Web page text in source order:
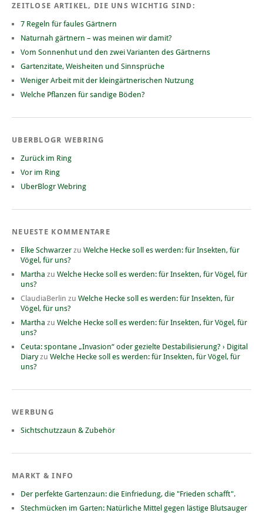
ZEITLOSE ARTIKEL, DIE UNS WICHTIG SIND:
7 Regeln für faules Gärtnern
Naturnah gärtnern – was meinen wir damit?
Vom Sonnenhut und den zwei Varianten des Gärtnerns
Gartenzitate, Weisheiten und Sinnsprüche
Weniger Arbeit mit der kleingärtnerischen Nutzung
Welche Pflanzen für sandige Böden?
UBERBLOGR WEBRING
Zurück im Ring
Vor im Ring
UberBlogr Webring
NEUESTE KOMMENTARE
Elke Schwarzer zu Welche Hecke soll es werden: für Insekten, für
Vögel, für uns?
Martha zu Welche Hecke soll es werden: für Insekten, für Vögel, für
uns?
ClaudiaBerlin zu Welche Hecke soll es werden: für Insekten, für
Vögel, für uns?
Martha zu Welche Hecke soll es werden: für Insekten, für Vögel, für
uns?
Ceuta: spontane „Invasion“ oder gezielte Destabilisierung? › Digital
Diaryzu Welche Hecke soll es werden: für Insekten, für Vögel, für
uns?
WERBUNG
Sichtschutzzaun & Zubehör
MARKT & INFO
Der perfekte Gartenzaun: die Einfriedung, die "Frieden schafft".
Stechmücken im Garten: Natürliche Mittel gegen lästige Blutsauger